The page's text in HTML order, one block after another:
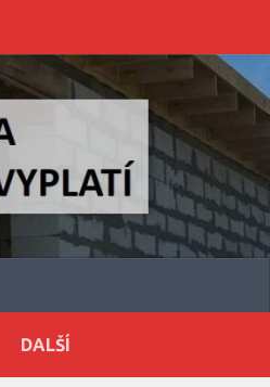
DALŠÍ